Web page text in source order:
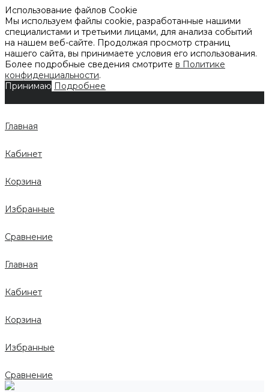
Использование файлов Cookie
Мы используем файлы cookie, разработанные нашими
специалистами и третьими лицами, для анализа событий
на нашем веб-сайте. Продолжая просмотр страниц
нашего сайта, вы принимаете условия его использования.
Более подробные сведения смотрите в Политике
конфиденциальности.
Принимаю Подробнее
Главная
Кабинет
Корзина
Избранные
Сравнение
Главная
Кабинет
Корзина
Избранные
Сравнение